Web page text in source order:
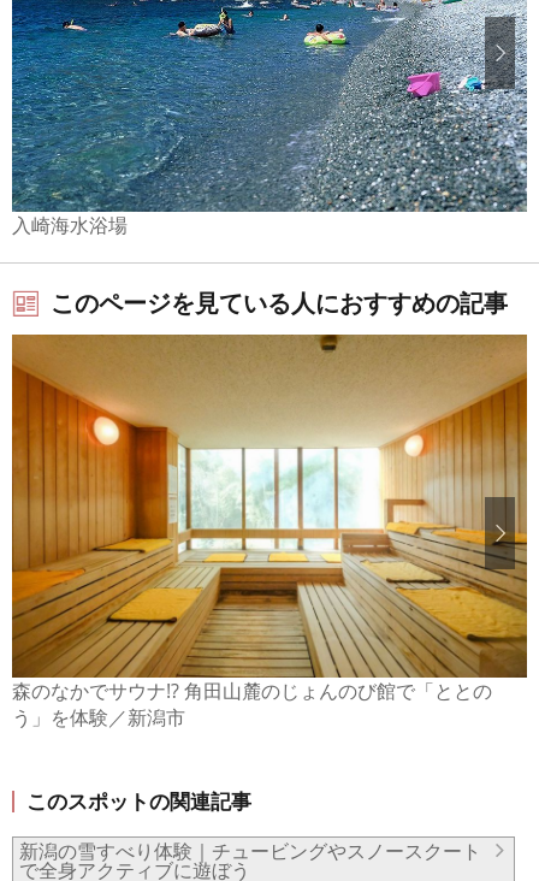
入崎海水浴場
このページを見ている人におすすめの記事
森のなかでサウナ!? 角田山麓のじょんのび館で「ととの
う」を体験／新潟市
このスポットの関連記事
新潟の雪すべり体験｜チュービングやスノースクート
で全身アクティブに遊ぼう